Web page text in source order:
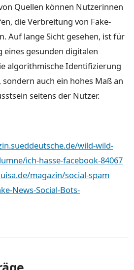
Quellen können Nutzerinnen
die Verbreitung von Fake-
Auf lange Sicht gesehen, ist für
gesunden digitalen
algorithmische Identifizierung
auch ein hohes Maß an
seitens der Nutzer.
wild-wild-
ich-hasse-facebook-84067
magazin/social-spam
News-Social-Bots-